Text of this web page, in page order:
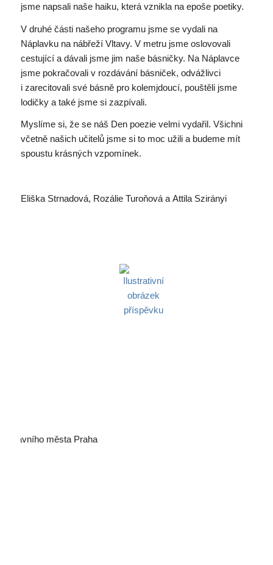
jsme napsali naše haiku, která vznikla na epoše poetiky.
V druhé části našeho programu jsme se vydali na
Náplavku na nábřeží Vltavy. V metru jsme oslovovali
cestující a dávali jsme jim naše básničky. Na Náplavce
jsme pokračovali v rozdávání básniček, odvážlivci
i zarecitovali své básně pro kolemjdoucí, pouštěli jsme
lodičky a také jsme si zazpívali.
Myslíme si, že se náš Den poezie velmi vydařil. Všichni
včetně našich učitelů jsme si to moc užili a budeme mít
spoustu krásných vzpomínek.
Eliška Strnadová, Rozálie Turoňová a Attila Szirányi